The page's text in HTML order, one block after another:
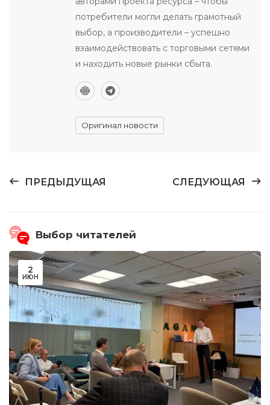
потребители могли делать грамотный
выбор, а производители – успешно
взаимодействовать с торговыми сетями
и находить новые рынки сбыта.
Оригинал новости
ПРЕДЫДУЩАЯ СЛЕДУЮЩАЯ
Выбор читателей
2
ИЮН